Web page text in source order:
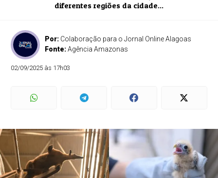
diferentes regiões da cidade...
Por: Colaboração para o Jornal Online Alagoas
Fonte:Agência Amazonas
02/09/2025 às 17h03